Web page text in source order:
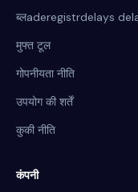
ब्लaderegistrdelays
मुफ्त टूल
गोपनीयता नीति
उपयोग की शर्तें
कुकी नीति
कंपनी